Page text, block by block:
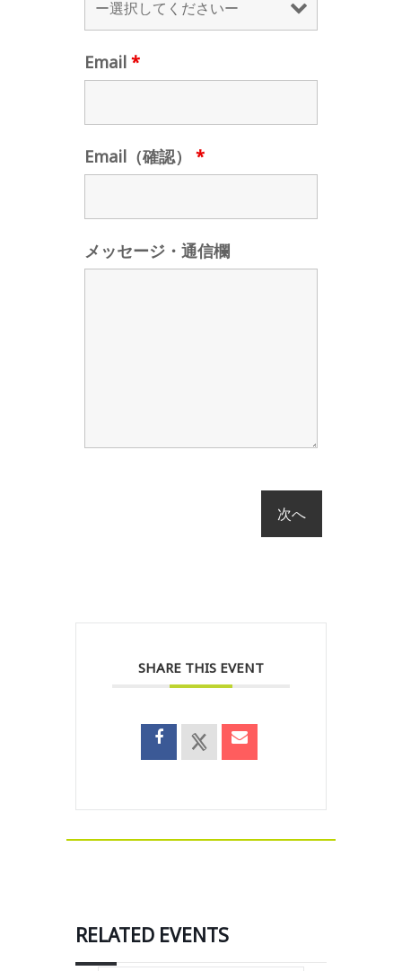
Email *
Email（確認） *
メッセージ・通信欄
SHARE THIS EVENT
RELATED EVENTS